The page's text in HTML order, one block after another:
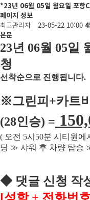
*23년 06월 05일 월요일 포항
페이지 정보
최고관리자
23-05-22 10:00
본문
23년 06월 05일
청
선착순으로 진행됩니다.
※그린피 +카트비
(28인승) =
( 오전 5시 50분 시티원에
딩 ≫ 샤워 후 차량 탑승
◆ 댓글 신청 작